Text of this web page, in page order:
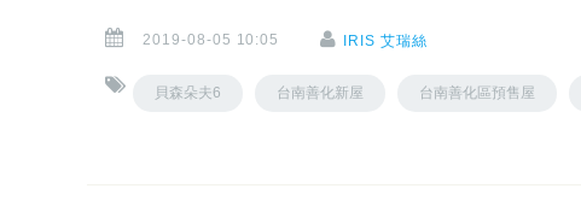
2019-08-05 10:05 IRIS 艾瑞絲
貝森朵夫6 台南善化新屋 台南善化區預售屋